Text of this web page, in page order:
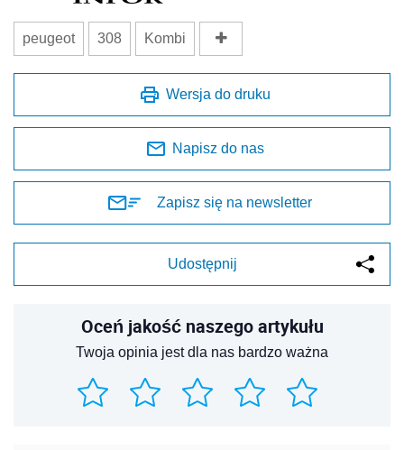
peugeot 308 Kombi
Wersja do druku
Napisz do nas
Zapisz się na newsletter
Udostępnij
Oceń jakość naszego artykułu
Twoja opinia jest dla nas bardzo ważna